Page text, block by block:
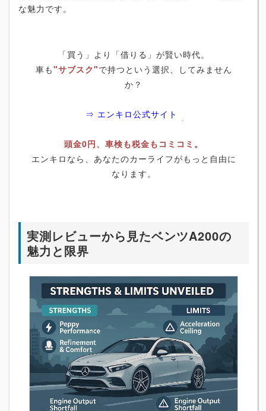
な魅力です。
「買う」より「借りる」が賢い時代。
車も"サブスク"で持つという選択、してみません
か？
⇒ エンキロ公式サイト
頭金0円、車検も税金もコミコミ。
エンキロなら、あなたのカーライフがもっと自由に
なります。
実測レビューから見たベンツA200の
魅力と限界